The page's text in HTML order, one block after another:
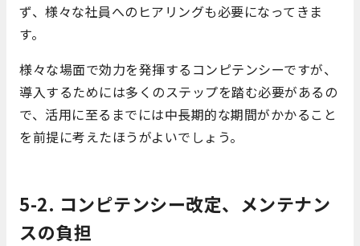
ず、様々な社員へのヒアリングも必要になってきま
す。
様々な場面で効力を発揮するコンピテンシーですが、
導入するためには多くのステップを踏む必要があるの
で、活用に至るまでには中長期的な期間がかかること
を前提に考えたほうがよいでしょう。
5-2. コンピテンシー改定、メンテナン
スの負担